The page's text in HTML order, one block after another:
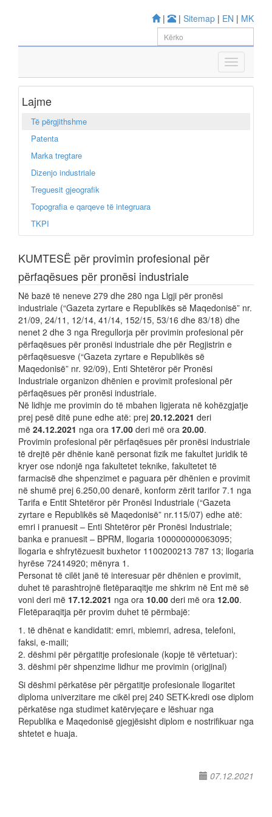
| | Sitemap | EN | MK
Lajme
Të përgjithshme
Patenta
Marka tregtare
Dizenjo industriale
Treguesit gjeografik
Topografia e qarqeve të integruara
TKPI
KUMTESË për provimin profesional për
përfaqësues për pronësi industriale
Në bazë të neneve 279 dhe 280 nga Ligji për pronësi
industriale (“Gazeta zyrtare e Republikës së Maqedonisë” nr.
21/09, 24/11, 12/14, 41/14, 152/15, 53/16 dhe 83/18) dhe
nenet 2 dhe 3 nga Rregullorja për provimin profesional për
përfaqësues për pronësi industriale dhe për Regjistrin e
përfaqësuesve (“Gazeta zyrtare e Republikës së
Maqedonisë” nr. 92/09), Enti Shtetëror për Pronësi
Industriale organizon dhënien e provimit profesional për
përfaqësues për pronësi industriale.
Në lidhje me provimin do të mbahen ligjerata në kohëzgjatje
prej pesë ditë pune edhe atë: prej 20.12.2021 deri
më 24.12.2021 nga ora 17.00 deri më ora 20.00.
Provimin profesional për përfaqësues për pronësi industriale
të drejtë për dhënie kanë personat fizik me fakultet juridik të
kryer ose ndonjë nga fakultetet teknike, fakultetet të
farmacisë dhe shpenzimet e paguara për dhënien e provimit
në shumë prej 6.250,00 denarë, konform zërit tarifor 7.1 nga
Tarifa e Entit Shtetëror për Pronësi Industriale (“Gazeta
zyrtare e Republikës së Maqedonisë” nr.115/07) edhe atë:
emri i pranuesit – Enti Shtetëror për Pronësi Industriale;
banka e pranuesit – BPRM, llogaria 100000000063095;
llogaria e shfrytëzuesit buxhetor 1100200213 787 13; llogaria
hyrëse 72414920; mënyra 1.
Personat të cilët janë të interesuar për dhënien e provimit,
duhet të parashtrojnë fletëparaqitje me shkrim në Ent më së
voni deri më 17.12.2021 nga ora 10.00 deri më ora 12.00.
Fletëparaqitja për provim duhet të përmbajë:
1. të dhënat e kandidatit: emri, mbiemri, adresa, telefoni,
faksi, e-maili;
2. dëshmi për përgatitje profesionale (kopje të vërtetuar):
3. dëshmi për shpenzime lidhur me provimin (origjinal)
Si dëshmi përkatëse për përgatitje profesionale llogaritet
diploma univerzitare me cikël prej 240 SETK-kredi ose diplom
përkatëse nga studimet katërvjeçare e lëshuar nga
Republika e Maqedonisë gjegjësisht diplom e nostrifikuar nga
shtetet e huaja.
07.12.2021